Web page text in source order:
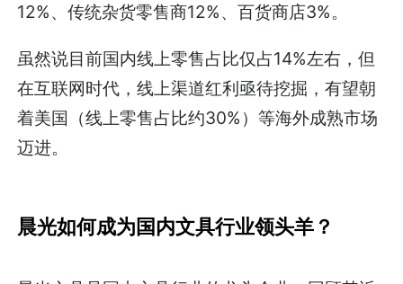
12%、传统杂货零售商12%、百货商店3%。
虽然说目前国内线上零售占比仅占14%左右，但
在互联网时代，线上渠道红利亟待挖掘，有望朝
着美国（线上零售占比约30%）等海外成熟市场
迈进。
晨光如何成为国内文具行业领头羊？